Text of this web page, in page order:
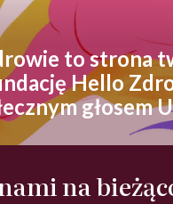
to strona
Hello
głosem
na